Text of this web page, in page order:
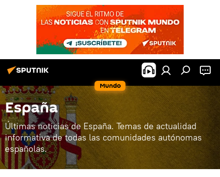
Mundo
España
Últimas noticias de España. Temas de actualidad
informativa de todas las comunidades autónomas
españolas.